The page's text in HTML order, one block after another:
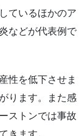
ているほかのア
などが代表例で
性を低下させま
ります。また感
ストンでは事故
きます。